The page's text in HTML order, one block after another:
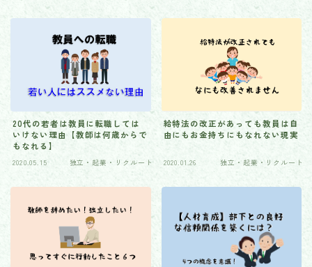
20代の若者は教員に転職しては
いけない理由【教師は何歳からで
もなれる】
2020.05.15 独立・起業・リクルート
給特法の改正があっても教員は自
由にもお金持ちにもなれない現実
2020.01.26 独立・起業・リクルート